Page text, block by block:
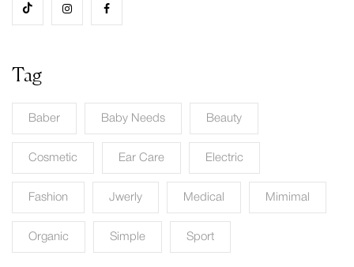
Tag
Baber Baby Needs Beauty
Cosmetic Ear Care Electric
Fashion Jwerly Medical Mimimal
Organic Simple Sport